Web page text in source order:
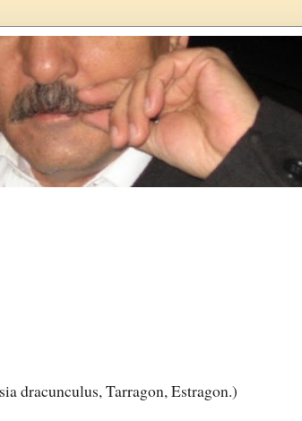
dracunculus, Tarragon, Estragon.)